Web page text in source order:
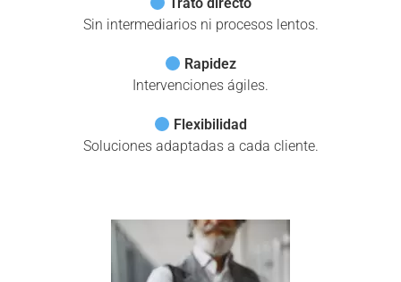
Sin intermediarios ni procesos lentos.
Rapidez
Intervenciones ágiles.
Flexibilidad
Soluciones adaptadas a cada cliente.